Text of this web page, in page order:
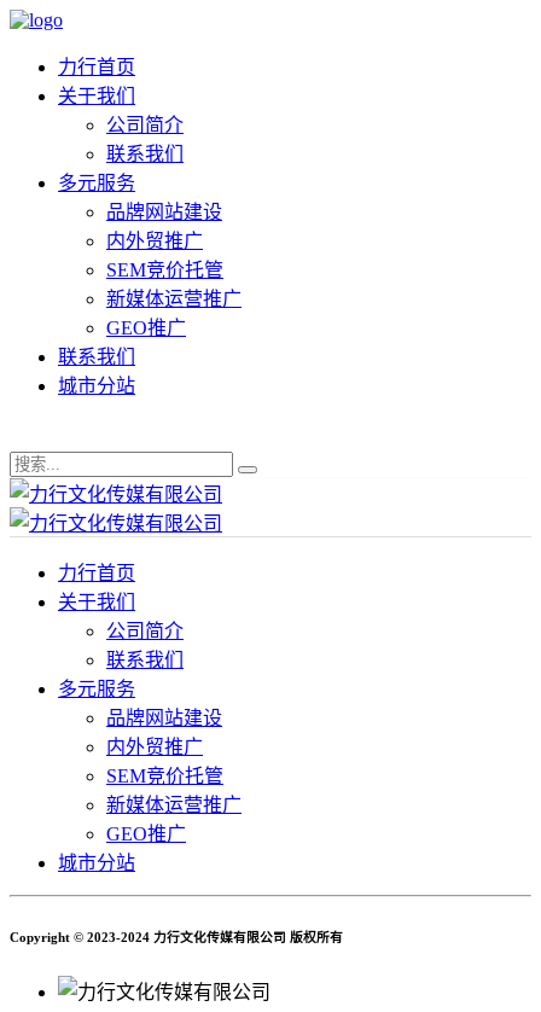
力行首页
关于我们
公司简介
联系我们
多元服务
品牌网站建设
内外贸推广
SEM竞价托管
新媒体运营推广
GEO推广
联系我们
城市分站
力行首页
关于我们
公司简介
联系我们
多元服务
品牌网站建设
内外贸推广
SEM竞价托管
新媒体运营推广
GEO推广
城市分站
Copyright © 2023-2024 力行文化传媒有限公司 版权所有